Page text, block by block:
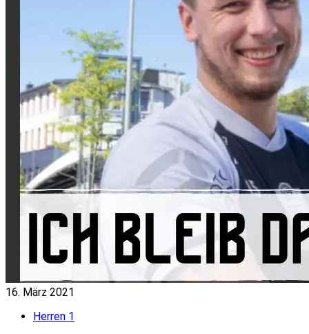
16. März 2021
Herren 1